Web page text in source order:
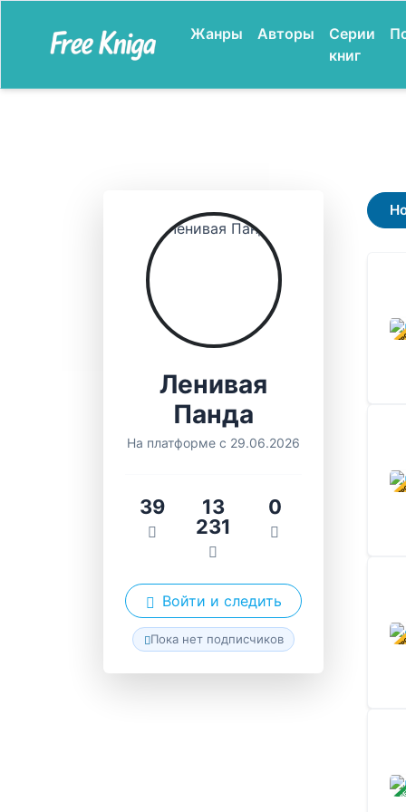
Жанры Авторы
Серии
книг
Ленивая
Панда
На платформе с 29.06.2026
39
13
231
0
Войти и следить
Пока нет подписчиков
В
В
В